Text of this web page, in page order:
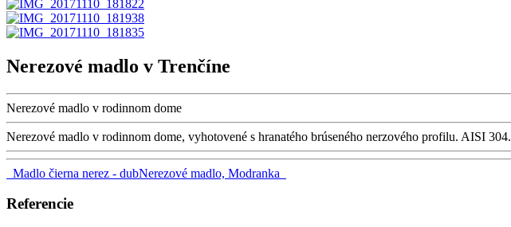
Nerezové madlo v Trenčíne
Nerezové madlo v rodinnom dome
Nerezové madlo v rodinnom dome, vyhotovené s hranatého brúseného nerzového profilu. AISI 304.
Madlo čierna nerez - dubNerezové madlo, Modranka
Referencie